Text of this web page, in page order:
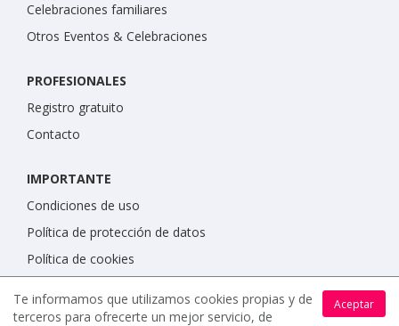
Celebraciones familiares
Otros Eventos & Celebraciones
PROFESIONALES
Registro gratuito
Contacto
IMPORTANTE
Condiciones de uso
Política de protección de datos
Política de cookies
Aceptar
Te informamos que utilizamos cookies propias y de
terceros para ofrecerte un mejor servicio, de